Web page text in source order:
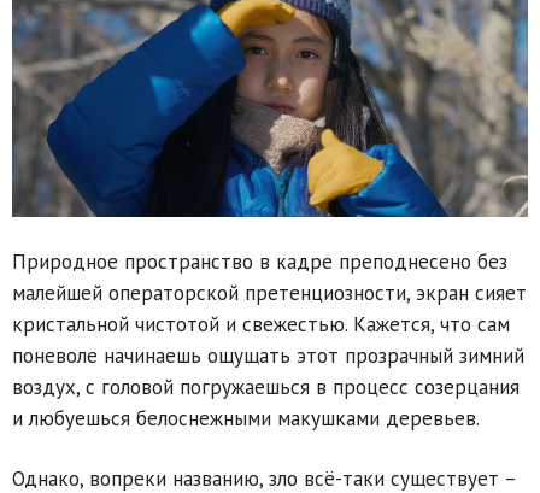
Природное пространство в кадре преподнесено без
малейшей операторской претенциозности, экран сияет
кристальной чистотой и свежестью. Кажется, что сам
поневоле начинаешь ощущать этот прозрачный зимний
воздух, с головой погружаешься в процесс созерцания
и любуешься белоснежными макушками деревьев.
Однако, вопреки названию, зло всё-таки существует –